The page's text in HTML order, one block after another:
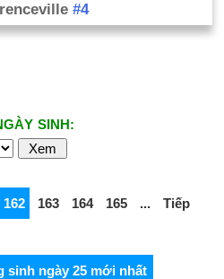
#4
SINH:
162 163 164 165 ... Tiếp
sinh ngày 25 mới nhất